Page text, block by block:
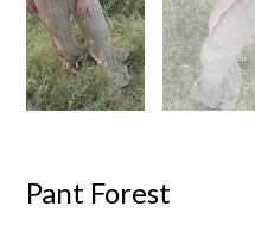
Pant Forest